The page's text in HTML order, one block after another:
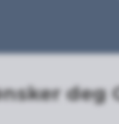
deg